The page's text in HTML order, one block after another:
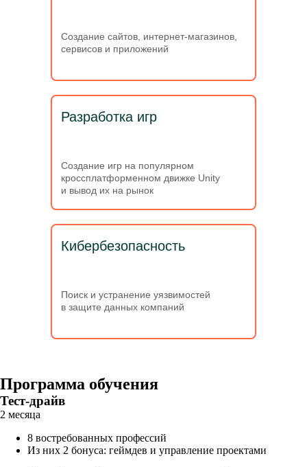
Создание сайтов, интернет-магазинов,
сервисов и приложений
Разработка игр
Создание игр на популярном
кроссплатформенном движке Unity
и вывод их на рынок
Кибербезопасность
Поиск и устранение уязвимостей
в защите данных компаний
Программа обучения
Тест-драйв
2 месяца
8 востребованных профессий
Из них 2 бонуса: геймдев и управление проектами